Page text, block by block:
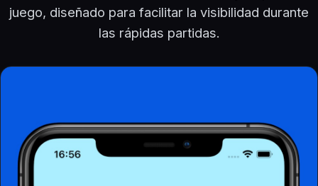
juego, diseñado para facilitar la visibilidad durante
las rápidas partidas.